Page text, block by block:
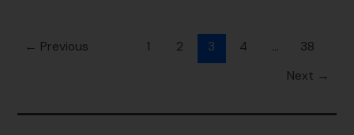
← Previous 1 2 3 4 ...
38
Next →